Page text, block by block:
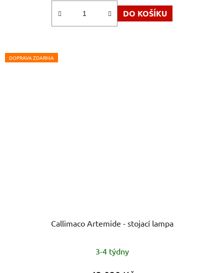
DO KOŠÍKU
DOPRAVA ZDARMA
Callimaco Artemide - stojací lampa
hodnocení
produktu
3-4 týdny